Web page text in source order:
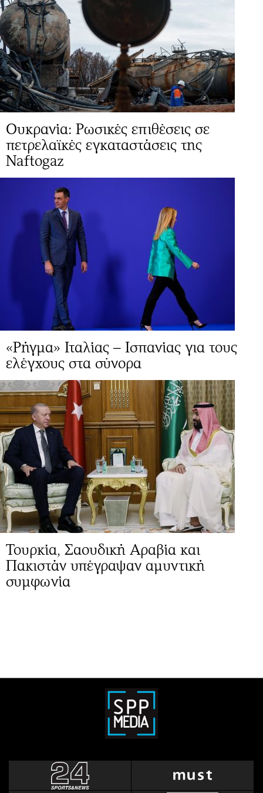
Ουκρανία: Ρωσικές επιθέσεις σε
πετρελαϊκές εγκαταστάσεις της
Naftogaz
«Ρήγμα» Ιταλίας – Ισπανίας για τους
ελέγχους στα σύνορα
Τουρκία, Σαουδική Αραβία και
Πακιστάν υπέγραψαν αμυντική
συμφωνία